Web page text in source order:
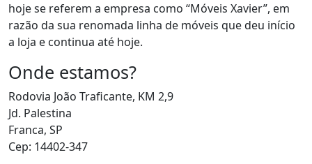
hoje se referem a empresa como “Móveis Xavier”, em
razão da sua renomada linha de móveis que deu início
a loja e continua até hoje.
Onde estamos?
Rodovia João Traficante, KM 2,9
Jd. Palestina
Franca, SP
Cep: 14402-347